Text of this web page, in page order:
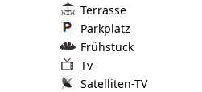
Terrasse
Parkplatz
Frühstuck
Tv
Satelliten-TV